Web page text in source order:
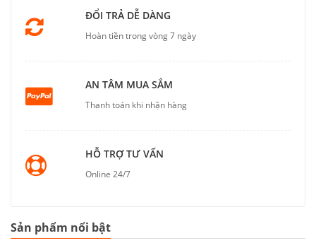
ĐỔI TRẢ DỄ DÀNG
Hoàn tiền trong vòng 7 ngày
AN TÂM MUA SẮM
Thanh toán khi nhận hàng
HỖ TRỢ TƯ VẤN
Online 24/7
Sản phẩm nổi bật